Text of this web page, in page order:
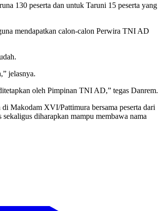
130 peserta dan untuk Taruni 15 peserta yang
mendapatkan calon-calon Perwira TNI AD
jelasnya.
oleh Pimpinan TNI AD,” tegas Danrem.
Makodam XVI/Pattimura bersama peserta dari
diharapkan mampu membawa nama